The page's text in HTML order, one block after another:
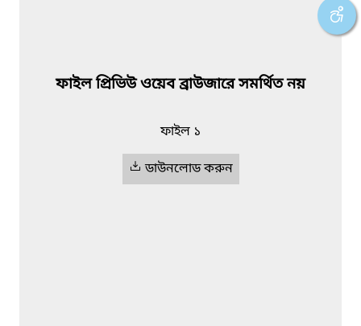
ফাইল প্রিভিউ ওয়েব ব্রাউজারে সমর্থিত নয়
ফাইল ১
ডাউনলোড করুন